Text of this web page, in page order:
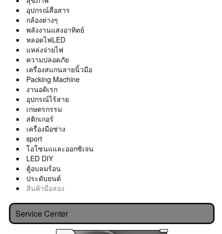
อุปกรณ์สื่อสาร
กล้องต่างๆ
พลังงานแสงอาทิตย์
หลอดไฟLED
แหล่งจ่ายไฟ
ความปลอดภัย
เครื่องสแกนลายนิ้วมือ
Packing Machine
งานอดิเรก
อุปกรณ์ไร้สาย
เกษตรกรรม
สติกเกอร์
เครื่องมือช่าง
sport
โอโซนแและออกซิเจน
LED DIY
ตู้อบลมร้อน
ประดับยนต์
สินค้ามือสอง
Service Center